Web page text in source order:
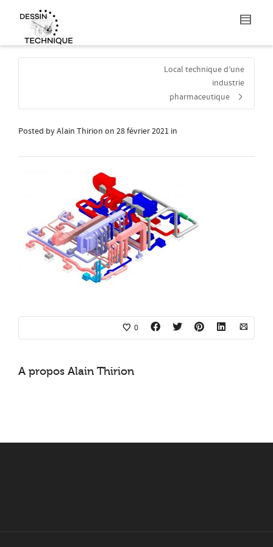
Local technique d’une
industrie
pharmaceutique
Posted byAlain Thirion on 28 février 2021 in
0
A propos Alain Thirion